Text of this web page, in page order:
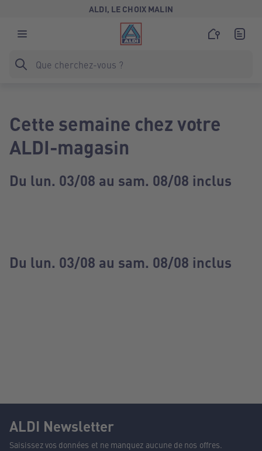
ALDI, LE CHOIX MALIN
Cette semaine chez votre
ALDI-magasin
Du lun. 03/08 au sam. 08/08 inclus
Du lun. 03/08 au sam. 08/08 inclus
ALDI Newsletter
Saisissez vos données et ne manquez aucune de nos offres.